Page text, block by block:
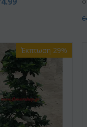
€
Έκπτωση 29%